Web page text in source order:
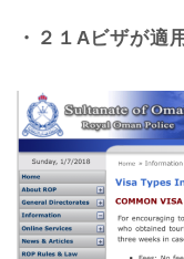
・２１Aビザが適